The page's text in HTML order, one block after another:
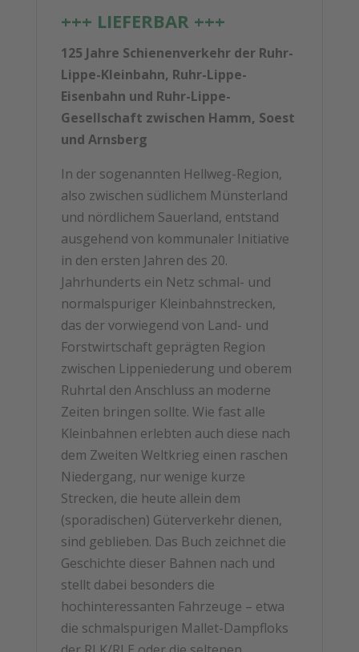
+++ LIEFERBAR +++
125 Jahre Schienenverkehr der Ruhr-
Lippe-Kleinbahn, Ruhr-Lippe-
Eisenbahn und Ruhr-Lippe-
Gesellschaft zwischen Hamm, Soest
und Arnsberg
In der sogenannten Hellweg-Region,
also zwischen südlichem Münsterland
und nördlichem Sauerland, entstand
ausgehend von kommunaler Initiative
in den ersten Jahren des 20.
Jahrhunderts ein Netz schmal- und
normalspuriger Kleinbahnstrecken,
das der vorwiegend von Land- und
Forstwirtschaft geprägten Region
zwischen Lippeniederung und oberem
Ruhrtal den Anschluss an moderne
Zeiten bringen sollte. Wie fast alle
Kleinbahnen erlebten auch diese nach
dem Zweiten Weltkrieg einen raschen
Niedergang, nur wenige kurze
Strecken, die heute allein dem
(sporadischen) Güterverkehr dienen,
sind geblieben. Das Buch zeichnet die
Geschichte dieser Bahnen nach und
stellt dabei besonders die
hochinteressanten Fahrzeuge – etwa
die schmalspurigen Mallet-Dampfloks